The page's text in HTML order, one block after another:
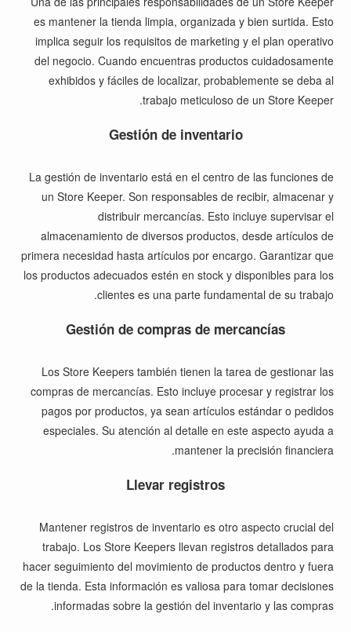
es mantener la tienda limpia, organizada y bien surtida. Esto
implica seguir los requisitos de marketing y el plan operativo
del negocio. Cuando encuentras productos cuidadosamente
exhibidos y fáciles de localizar, probablemente se deba al
trabajo meticuloso de un Store Keeper.
Gestión de inventario
La gestión de inventario está en el centro de las funciones de
un Store Keeper. Son responsables de recibir, almacenar y
distribuir mercancías. Esto incluye supervisar el
almacenamiento de diversos productos, desde artículos de
primera necesidad hasta artículos por encargo. Garantizar que
los productos adecuados estén en stock y disponibles para los
clientes es una parte fundamental de su trabajo.
Gestión de compras de mercancías
Los Store Keepers también tienen la tarea de gestionar las
compras de mercancías. Esto incluye procesar y registrar los
pagos por productos, ya sean artículos estándar o pedidos
especiales. Su atención al detalle en este aspecto ayuda a
mantener la precisión financiera.
Llevar registros
Mantener registros de inventario es otro aspecto crucial del
trabajo. Los Store Keepers llevan registros detallados para
hacer seguimiento del movimiento de productos dentro y fuera
de la tienda. Esta información es valiosa para tomar decisiones
informadas sobre la gestión del inventario y las compras.